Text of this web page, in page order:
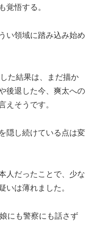
覚悟する。
い領域に踏み込み始め
た結果は、まだ描か
後退した今、爽太への
えそうです。
隠し続けている点は変
人だったことで、少な
いは薄れました。
にも警察にも話さず